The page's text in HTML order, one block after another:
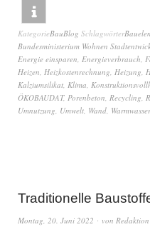
KategorieBauBlog Schlagwörter
Bundesministerium Wohnen
Energie einsparen, Energieverbrauch,
Heizen, Heizkostenrechnung, Heizung,
Kalziumsilikat, Klima,
ÖKOBAUDAT, Porenbeton, Recycling,
Umnutzung, Umwelt, Wand,
Traditionelle
Montag, 20. Juni 2022 von Redaktion